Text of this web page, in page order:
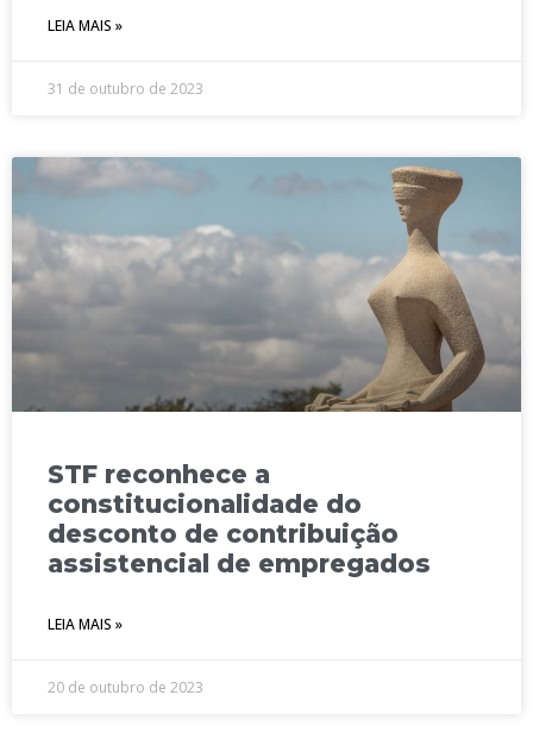
LEIA MAIS »
31 de outubro de 2023
STF reconhece a
constitucionalidade do
desconto de contribuição
assistencial de empregados
LEIA MAIS »
20 de outubro de 2023